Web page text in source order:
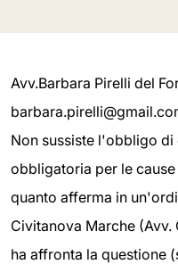
Avv.Barbara Pirelli del
Non sussiste l'obbligo
obbligatoria per le
quanto afferma in
Civitanova Marche (Avv.
ha affronta la questione